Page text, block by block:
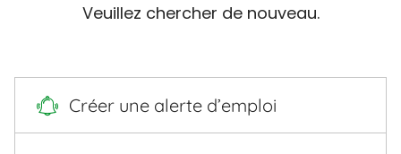
Veuillez chercher de nouveau.
Créer une alerte d’emploi